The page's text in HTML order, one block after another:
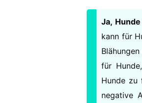
Ja,
kann für
für
Hunde zu
negative